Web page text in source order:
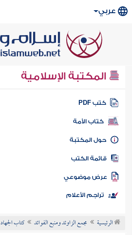
عربي
المكتبة الإسلامية
كتب PDF
كتاب الأمة
المكتبة
الكتب
موضوعي
تراجم الأعلام
الرئيسية مجمع الزاوئد ومنبع الفوائد كتاب الجهاد